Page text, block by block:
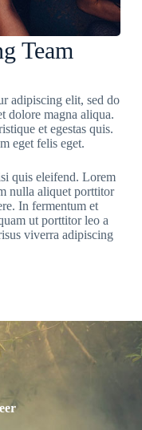
Team
adipiscing elit, sed do
dolore magna aliqua.
et egestas quis.
eget felis eget.
quis eleifend. Lorem
nulla aliquet porttitor
In fermentum et
ut porttitor leo a
viverra adipiscing